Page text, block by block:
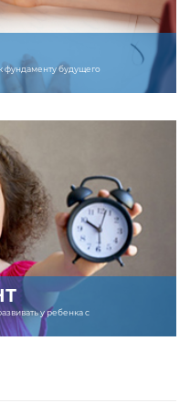
фундаменту будущего
у ребенка с